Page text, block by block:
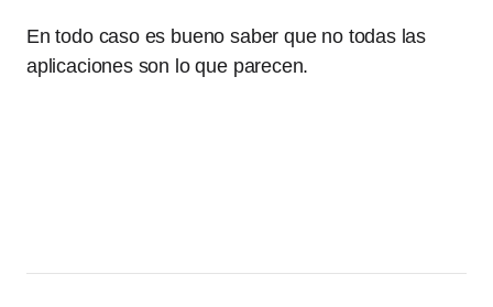
En todo caso es bueno saber que no todas las
aplicaciones son lo que parecen.